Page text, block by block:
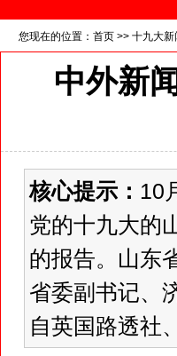
您现在的位置： 首页 >> 十九大新
中外新
核心提示： 10
党的十九大的
的报告。山东
省委副书记、
自英国路透社